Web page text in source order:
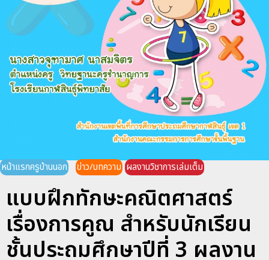
หน้าแรกครูบ้านนอก ข่าว/บทความ ผลงานวิชาการเล่มเต็ม
แบบฝึกทักษะคณิตศาสตร์
เรื่องการคูณ สำหรับนักเรียน
ชั้นประถมศึกษาปีที่ 3 ผลงาน